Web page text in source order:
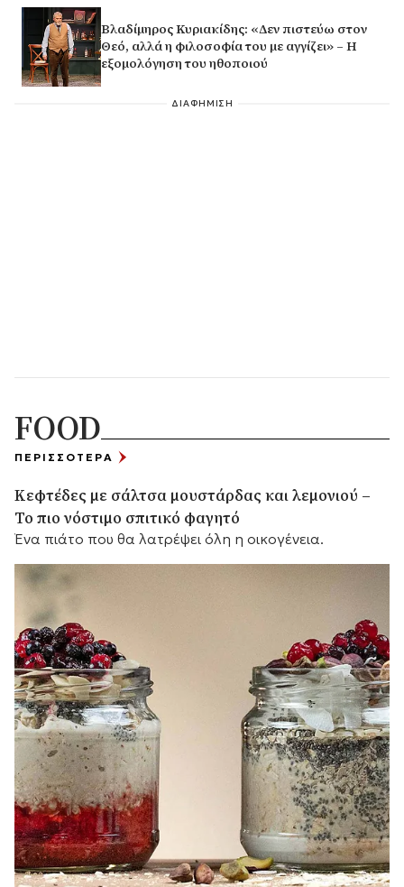
Βλαδίμηρος Κυριακίδης: «Δεν πιστεύω στον
Θεό, αλλά η φιλοσοφία του με αγγίζει» – Η
εξομολόγηση του ηθοποιού
ΔΙΑΦΗΜΙΣΗ
FOOD
ΠΕΡΙΣΣΟΤΕΡΑ
Κεφτέδες με σάλτσα μουστάρδας και λεμονιού –
Το πιο νόστιμο σπιτικό φαγητό
Ένα πιάτο που θα λατρέψει όλη η οικογένεια.